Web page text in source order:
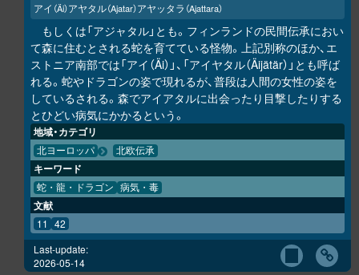
アイ （Äi）アヤタル（Ajatar）アヤッタラ （Ajattara）
もしくは「アジャタル」とも。フィンランドの民間伝承におい
て森に住むとされる蛇を育てている怪物。上記別称のほか、エ
ストニア南部では「アイ（Äi）」、「アイヤタル（Äijätär）」とも呼ば
れる。蛇やドラゴンの姿で現れるが、普段は人間の女性の姿を
しているされる。森でアイアタルに出会ったり目撃したりする
とひどい病気にかかるという。
地域・カテゴリ
北ヨーロッパ 北欧伝承
キーワード
蛇・龍・ドラゴン 病気・毒
文献
11 42
Last-update:
2026-05-14